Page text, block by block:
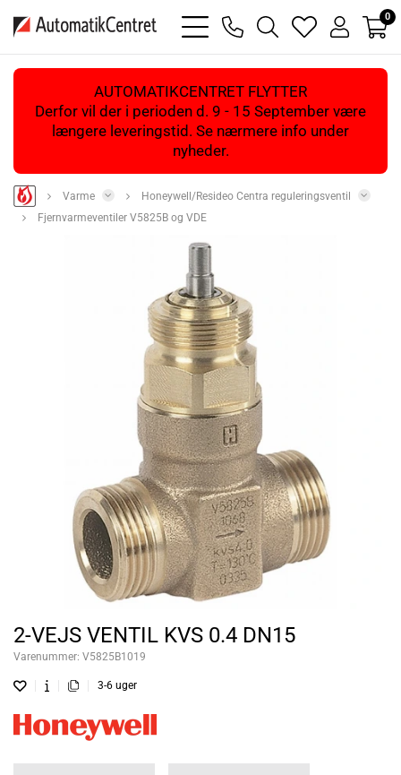
bars
light
phone
magnifying
glass
heart
light
user
light
0
AUTOMATIKCENTRET FLYTTER
Derfor vil der i perioden d. 9 - 15 September være
længere leveringstid. Se nærmere info under
nyheder.
Varme
Honeywell/Resideo Centra reguleringsventil
Fjernvarmeventiler V5825B og VDE
2-VEJS VENTIL KVS 0.4 DN15
Varenummer: V5825B1019
3-6 uger